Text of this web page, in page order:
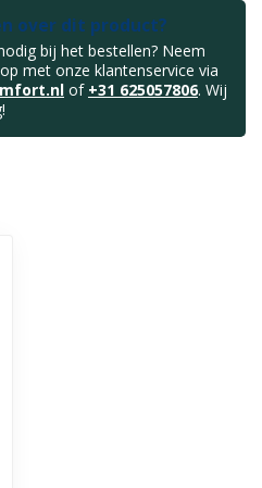
over dit product?
bij het bestellen? Neem
met onze klantenservice via
of +31 625057806. Wij